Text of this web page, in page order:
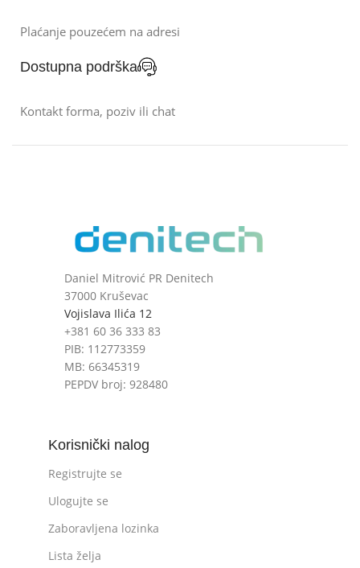
Plaćanje pouzećem na adresi
Dostupna podrška
Kontakt forma, poziv ili chat
Daniel Mitrović PR Denitech
37000 Kruševac
Vojislava Ilića 12
+381 60 36 333 83
PIB: 112773359
MB: 66345319
PEPDV broj: 928480
Korisnički nalog
Registrujte se
Ulogujte se
Zaboravljena lozinka
Lista želja